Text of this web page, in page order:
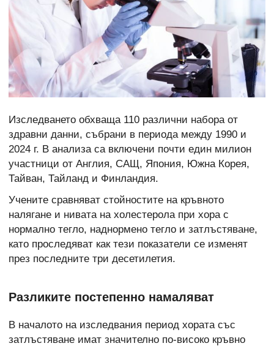
Изследването обхваща 110 различни набора от
здравни данни, събрани в периода между 1990 и
2024 г. В анализа са включени почти един милион
участници от Англия, САЩ, Япония, Южна Корея,
Тайван, Тайланд и Финландия.
Учените сравняват стойностите на кръвното
налягане и нивата на холестерола при хора с
нормално тегло, наднормено тегло и затлъстяване,
като проследяват как тези показатели се изменят
през последните три десетилетия.
Разликите постепенно намаляват
В началото на изследвания период хората със
затлъстяване имат значително по-високо кръвно